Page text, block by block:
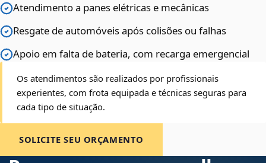
Atendimento a panes elétricas e mecânicas
Resgate de automóveis após colisões ou falhas
Apoio em falta de bateria, com recarga emergencial
Os atendimentos são realizados por profissionais
experientes, com frota equipada e técnicas seguras para
cada tipo de situação.
SOLICITE SEU ORÇAMENTO